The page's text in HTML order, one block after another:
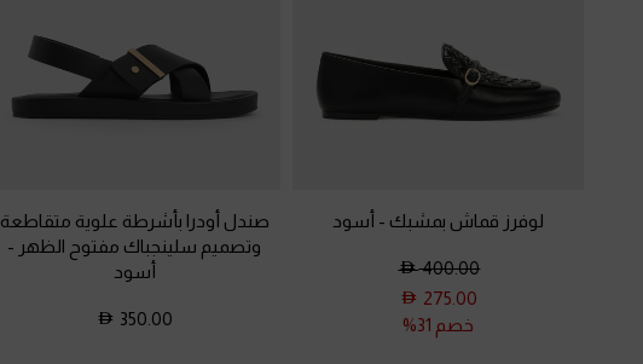
لوفرز قماش بمشبك - أسود
400.00
275.00
خصم 31%
صندل أودرا بأشرطة علوية متقاطعة
وتصميم سلينجباك مفتوح الظهر -
أسود
350.00